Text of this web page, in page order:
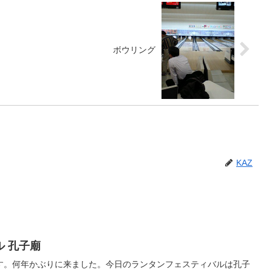
ボウリング
KAZ
孔子廟
何年かぶりに来ました。今日のランタンフェスティバルは孔子